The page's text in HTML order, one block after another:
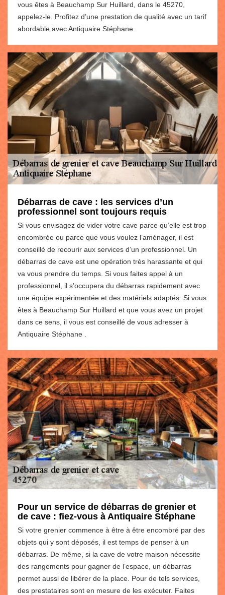
vous êtes à Beauchamp Sur Huillard, dans le 45270,
appelez-le. Profitez d’une prestation de qualité avec un tarif
abordable avec Antiquaire Stéphane .
Débarras de cave : les services d’un
professionnel sont toujours requis
Si vous envisagez de vider votre cave parce qu’elle est trop
encombrée ou parce que vous voulez l’aménager, il est
conseillé de recourir aux services d’un professionnel. Un
débarras de cave est une opération très harassante et qui
va vous prendre du temps. Si vous faites appel à un
professionnel, il s’occupera du débarras rapidement avec
une équipe expérimentée et des matériels adaptés. Si vous
êtes à Beauchamp Sur Huillard et que vous avez un projet
dans ce sens, il vous est conseillé de vous adresser à
Antiquaire Stéphane .
Pour un service de débarras de grenier et
de cave : fiez-vous à Antiquaire Stéphane
Si votre grenier commence à être à être encombré par des
objets qui y sont déposés, il est temps de penser à un
débarras. De même, si la cave de votre maison nécessite
des rangements pour gagner de l’espace, un débarras
permet aussi de libérer de la place. Pour de tels services,
des prestataires sont en mesure de les exécuter. Faites